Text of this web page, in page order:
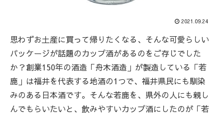
2021.09.24
思わずお土産に買って帰りたくなる、そんな可愛らしい
パッケージが話題のカップ酒があるのをご存じでした
か？創業150年の酒造「舟木酒造」が製造している「若
鹿」は福井を代表する地酒の1つで、福井県民にも馴染
みのある日本酒です。そんな若鹿を、県外の人にも親し
んでもらいたいと、飲みやすいカップ酒にしたのが「若